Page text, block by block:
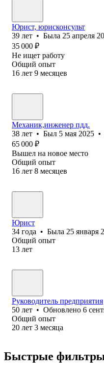
Юрист, юрисконсульт
39 лет • Была 25 апреля
35 000 ₽
Не ищет работу
Общий опыт
16 лет 9 месяцев
Механик,инженер пдд.
38 лет • Был 5 мая 2025 •
65 000 ₽
Вышел на новое место
Общий опыт
16 лет 8 месяцев
Юрист
34 года • Была 25 января
Общий опыт
13 лет
Руководитель предприятия
50 лет • Обновлено 6
Общий опыт
20 лет 3 месяца
Быстрые фильтры